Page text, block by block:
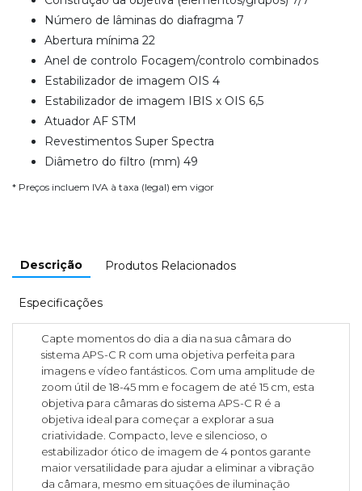
Número de lâminas do diafragma 7
Abertura mínima 22
Anel de controlo Focagem/controlo combinados
Estabilizador de imagem OIS 4
Estabilizador de imagem IBIS x OIS 6,5
Atuador AF STM
Revestimentos Super Spectra
Diâmetro do filtro (mm) 49
* Preços incluem IVA à taxa (legal) em vigor
Descrição Produtos Relacionados
Especificações
Capte momentos do dia a dia na sua câmara do
sistema APS-C R com uma objetiva perfeita para
imagens e vídeo fantásticos. Com uma amplitude de
zoom útil de 18-45 mm e focagem de até 15 cm, esta
objetiva para câmaras do sistema APS-C R é a
objetiva ideal para começar a explorar a sua
criatividade. Compacto, leve e silencioso, o
estabilizador ótico de imagem de 4 pontos garante
maior versatilidade para ajudar a eliminar a vibração
da câmara, mesmo em situações de iluminação